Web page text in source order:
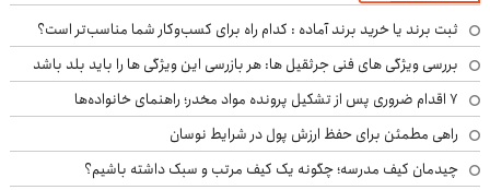
ثبت برند یا خرید برند آماده : کدام راه برای کسب‌وکار شما مناسب‌تر است؟
بررسی ویژگی های فنی جرثقیل ها: هر بازرسی این ویژگی ها را باید بلد باشد
۷ اقدام ضروری پس از تشکیل پرونده مواد مخدر؛ راهنمای خانواده‌ها
راهی مطمئن برای حفظ ارزش پول در شرایط نوسان
چیدمان کیف مدرسه؛ چگونه یک کیف مرتب و سبک داشته باشیم؟